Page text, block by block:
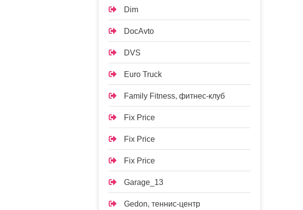
Dim
DocAvto
DVS
Euro Truck
Family Fitness, фитнес-клуб
Fix Price
Fix Price
Fix Price
Garage_13
Gedon, теннис-центр